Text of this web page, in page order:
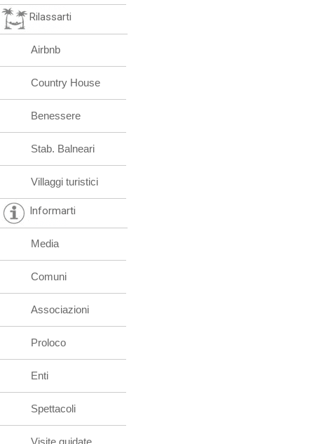
Rilassarti
Airbnb
Country House
Benessere
Stab. Balneari
Villaggi turistici
Informarti
Media
Comuni
Associazioni
Proloco
Enti
Spettacoli
Visite guidate